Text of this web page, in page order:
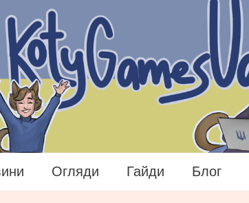
Огляди Гайди Блог